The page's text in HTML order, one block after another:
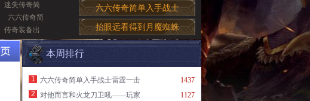
迷失传奇简
六六传奇简
传奇装备出
六六传奇简单入手战士
抬眼远看得到月魔蜘蛛
本周排行
1437
1
六六传奇简单入手战士雷霆一击
1127
2
对他而言和火龙刀卫吼——玩家